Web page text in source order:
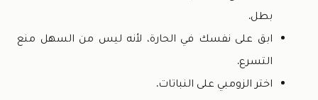
بطل.
ابق على نفسك في الحارة، لأنه ليس من السهل منع
التسرع.
اختر الزومبي على النباتات.